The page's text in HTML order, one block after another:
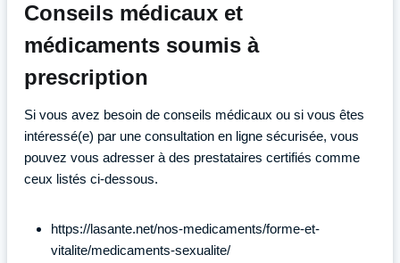
Conseils médicaux et
médicaments soumis à
prescription
Si vous avez besoin de conseils médicaux ou si vous êtes
intéressé(e) par une consultation en ligne sécurisée, vous
pouvez vous adresser à des prestataires certifiés comme
ceux listés ci-dessous.
https://lasante.net/nos-medicaments/forme-et-
vitalite/medicaments-sexualite/